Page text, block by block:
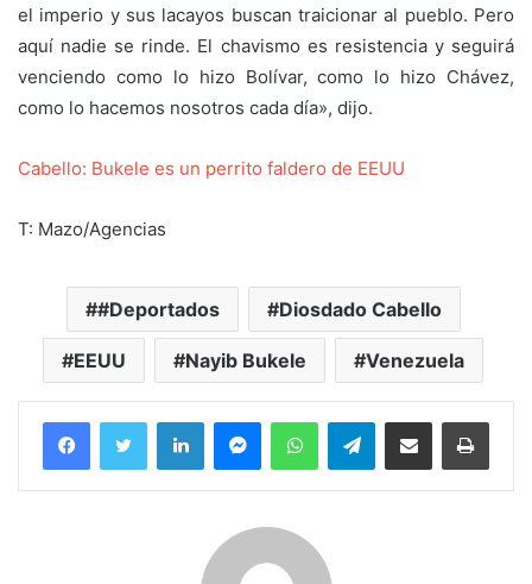
el imperio y sus lacayos buscan traicionar al pueblo. Pero
aquí nadie se rinde. El chavismo es resistencia y seguirá
venciendo como lo hizo Bolívar, como lo hizo Chávez,
como lo hacemos nosotros cada día», dijo.
Cabello: Bukele es un perrito faldero de EEUU
T: Mazo/Agencias
#Deportados Diosdado Cabello
EEUU Nayib Bukele Venezuela
FacebookTwitter LinkedInMessengerWhatsAppTelegramCompartir por correo electrónico